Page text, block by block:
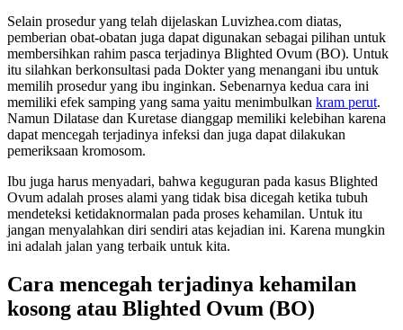
Selain prosedur yang telah dijelaskan Luvizhea.com diatas,
pemberian obat-obatan juga dapat digunakan sebagai pilihan untuk
membersihkan rahim pasca terjadinya Blighted Ovum (BO). Untuk
itu silahkan berkonsultasi pada Dokter yang menangani ibu untuk
memilih prosedur yang ibu inginkan. Sebenarnya kedua cara ini
memiliki efek samping yang sama yaitu menimbulkan kram perut.
Namun Dilatase dan Kuretase dianggap memiliki kelebihan karena
dapat mencegah terjadinya infeksi dan juga dapat dilakukan
pemeriksaan kromosom.
Ibu juga harus menyadari, bahwa keguguran pada kasus Blighted
Ovum adalah proses alami yang tidak bisa dicegah ketika tubuh
mendeteksi ketidaknormalan pada proses kehamilan. Untuk itu
jangan menyalahkan diri sendiri atas kejadian ini. Karena mungkin
ini adalah jalan yang terbaik untuk kita.
Cara mencegah terjadinya kehamilan
kosong atau Blighted Ovum (BO)